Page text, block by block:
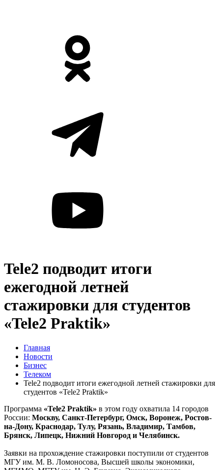
Tele2 подводит итоги
ежегодной летней
стажировки для студентов
«Tele2 Praktik»
Главная
Новости
Бизнес
Телеком
Tele2 подводит итоги ежегодной летней стажировки для
студентов «Tele2 Praktik»
Программа «Tele2 Praktik» в этом году охватила 14 городов
России: Москву, Санкт-Петербург, Омск, Воронеж, Ростов-
на-Дону, Краснодар, Тулу, Рязань, Владимир, Тамбов,
Брянск, Липецк, Нижний Новгород и Челябинск.
Заявки на прохождение стажировки поступили от студентов
МГУ им. М. В. Ломоносова, Высшей школы экономики,